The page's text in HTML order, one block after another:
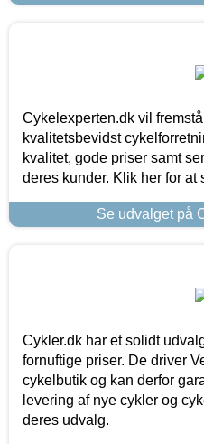
Cykelexperten.dk vil
kvalitetsbevidst
kvalitet, gode priser samt
deres kunder. Klik her for at
Se udvalget på
Cykler.dk har et solidt
fornuftige priser. De driver
cykelbutik og kan derfor
levering af nye cykler og
deres udvalg.